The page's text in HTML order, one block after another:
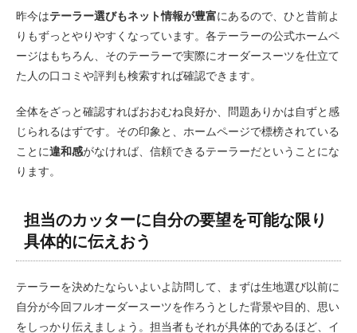
昨今はテーラー選びもネット情報が豊富にあるので、ひと昔前よ
りもずっとやりやすくなっています。各テーラーの公式ホームペ
ージはもちろん、そのテーラーで実際にオーダースーツを仕立て
た人の口コミや評判も検索すれば確認できます。
全体をざっと確認すればおおむね良好か、問題ありかは自ずと感
じられるはずです。その印象と、ホームページで標榜されている
ことに違和感がなければ、信頼できるテーラーだということにな
ります。
担当のカッターに自分の要望を可能な限り
具体的に伝えおう
テーラーを決めたならいよいよ訪問して、まずは生地選び以前に
自分が今回フルオーダースーツを作ろうとした背景や目的、思い
をしっかり伝えましょう。担当者もそれが具体的であるほど、イ